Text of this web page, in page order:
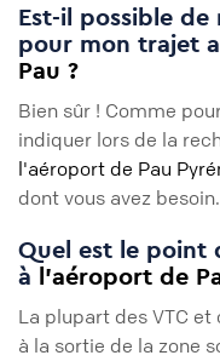
Est-il possible
pour mon trajet
Pau ?
Bien sûr ! Comme
indiquer lors de la
l'aéroport de Pau
dont vous avez besoin.
Quel est le point
à l'aéroport de
La plupart des VTC
à la sortie de la zone